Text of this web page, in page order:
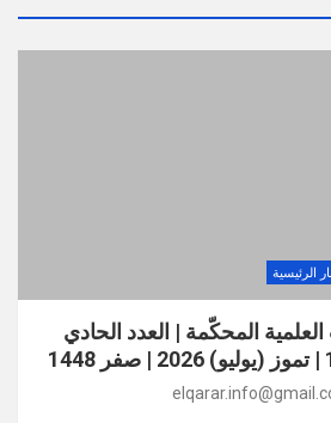
الرئيسية
المحكّمة | العدد الحادي